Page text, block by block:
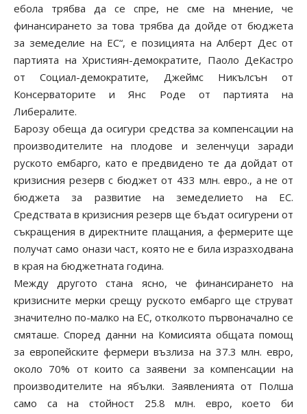
ебола трябва да се спре, не сме на мнение, че
финансирането за това трябва да дойде от бюджета
за земеделие на ЕС“, е позицията на Алберт Дес от
партията на Християн-демократите, Паоло ДеКастро
от Социал-демократите, Джеймс Никълсън от
Консерваторите и Янс Роде от партията на
Либералите.
Барозу обеща да осигури средства за компенсации на
производителите на плодове и зеленчуци заради
руското ембарго, като е предвидено те да дойдат от
кризисния резерв с бюджет от 433 млн. евро., а не от
бюджета за развитие на земеделието на ЕС.
Средствата в кризисния резерв ще бъдат осигурени от
съкращения в директните плащания, а фермерите ще
получат само онази част, която не е била изразходвана
в края на бюджетната година.
Между другото стана ясно, че финансирането на
кризисните мерки срещу руското ембарго ще струват
значително по-малко на ЕС, отколкото първоначално се
смяташе. Според данни на Комисията общата помощ
за европейските фермери възлиза на 37.3 млн. евро,
около 70% от които са заявени за компенсации на
производителите на ябълки. Заявленията от Полша
само са на стойност 25.8 млн. евро, което би